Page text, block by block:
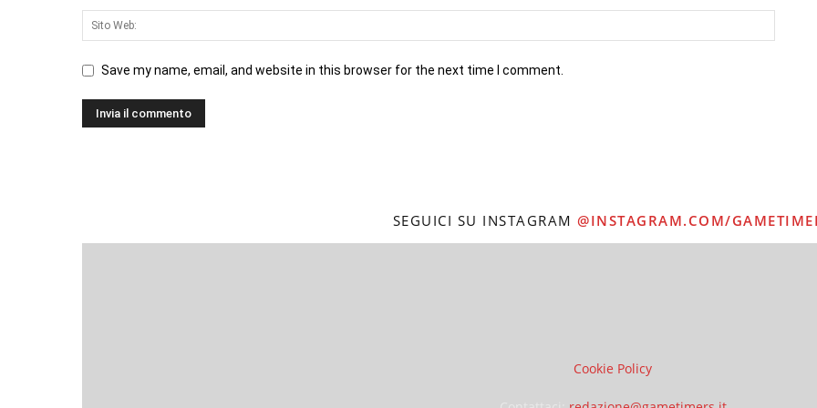
Save my name, email, and website in this browser for the next time I comment.
SEGUICI SU INSTAGRAM @INSTAGRAM.COM/
Cookie Policy